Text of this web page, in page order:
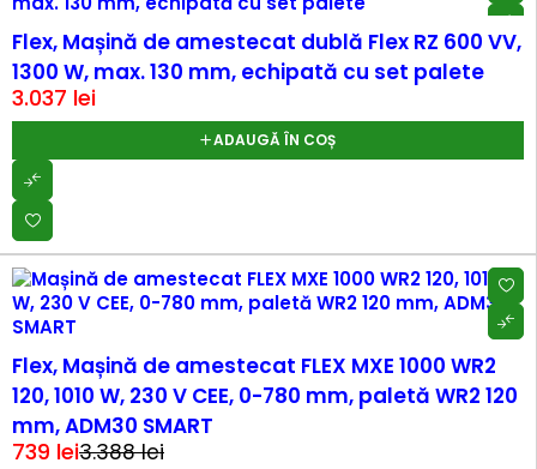
Flex, Mașină de amestecat dublă Flex RZ 600 VV,
1300 W, max. 130 mm, echipată cu set palete
3.037 lei
ADAUGĂ ÎN COȘ
Flex, Mașină de amestecat FLEX MXE 1000 WR2
120, 1010 W, 230 V CEE, 0-780 mm, paletă WR2 120
mm, ADM30 SMART
3.388lei
739 lei